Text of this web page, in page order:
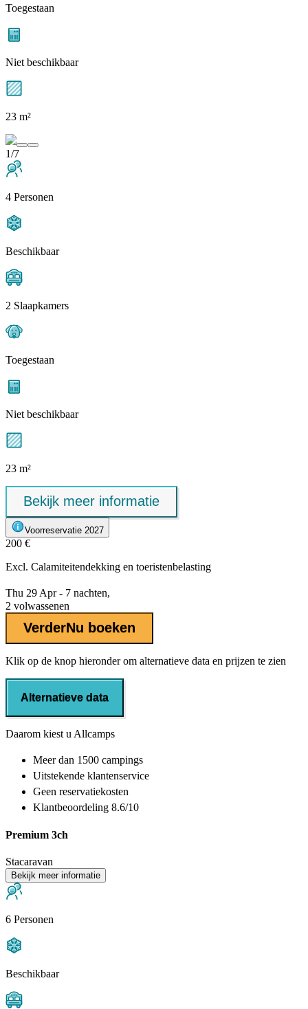
Toegestaan
Niet beschikbaar
23 m²
1/7
4 Personen
Beschikbaar
2 Slaapkamers
Toegestaan
Niet beschikbaar
23 m²
Bekijk meer informatie
Voorreservatie 2027
200 €
Excl. Calamiteitendekking en toeristenbelasting
Thu 29 Apr - 7 nachten,
2 volwassenen
VerderNu boeken
Klik op de knop hieronder om alternatieve data en prijzen te zien
Alternatieve data
Daarom kiest u Allcamps
Meer dan 1500 campings
Uitstekende klantenservice
Geen reservatiekosten
Klantbeoordeling 8.6/10
Premium 3ch
Stacaravan
Bekijk meer informatie
6 Personen
Beschikbaar